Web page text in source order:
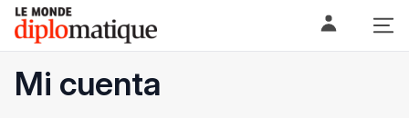
Skip
content
Le monde diplomatique
Mi cuenta